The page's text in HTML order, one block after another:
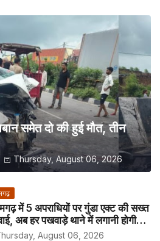
समेत दो की हुई मौत, तीन
Thursday, August 06, 2026
में 5 अपराधियों पर गुंडा एक्ट की सख्त
अब हर पखवाड़े थाने में लगानी होगी
August 06, 2026